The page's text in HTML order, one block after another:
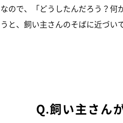
なので、「どうしたんだろう？何
うと、飼い主さんのそばに近づい
Q.飼い主さん